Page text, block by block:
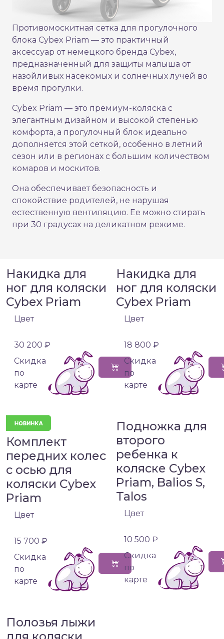
Противомоскитная сетка для прогулочного
блока Cybex Priam — это практичный
аксессуар от немецкого бренда Cybex,
предназначенный для защиты малыша от
назойливых насекомых и солнечных лучей во
время прогулки.
Cybex Priam — это премиум-коляска с
элегантным дизайном и высокой степенью
комфорта, а прогулочный блок идеально
дополняется этой сеткой, особенно в летний
сезон или в регионах с большим количеством
комаров и москитов.
Она обеспечивает безопасность и
спокойствие родителей, не нарушая
естественную вентиляцию. Ее можно стирать
при 30 градусах на деликатном режиме.
Накидка для
ног для коляски
Cybex Priam
Цвет
30 200 ₽
Cкидка
по
карте
Накидка для
ног для коляски
Cybex Priam
Цвет
18 800 ₽
Cкидка
по
карте
Комплект
передних колес
с осью для
коляски Cybex
Priam
Цвет
15 700 ₽
Cкидка
по
карте
Подножка для
второго
ребенка к
коляске Cybex
Priam, Balios S,
Talos
Цвет
10 500 ₽
Cкидка
по
карте
Полозья лыжи